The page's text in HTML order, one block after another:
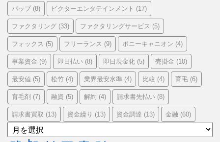
バップ(8) ビクターエンタテインメント (17)
ファクタリング (33) ファクタリングサービス (5)
フォックス (5) フリーランス (9) ポニーキャニオン (4)
事業資金 (9) 即日払い (8) 即日現金化 (5) 売掛金 (10)
最安値 (5) 松竹 (4) 業界最安水準 (4) 比較 (4) 育毛 (6)
育毛剤 (7) 融資 (5) 解約 (4) 請求書先払い (8)
請求書買取 (13) 資金繰り (13) 資金調達 (13) 金融 (60)
ア
ー